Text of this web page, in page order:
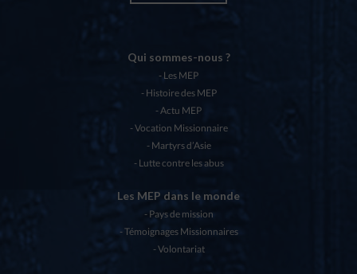
Qui sommes-nous ?
Les MEP
Histoire des MEP
Actu MEP
Vocation Missionnaire
Martyrs d’Asie
Lutte contre les abus
Les MEP dans le monde
Pays de mission
Témoignages Missionnaires
Volontariat